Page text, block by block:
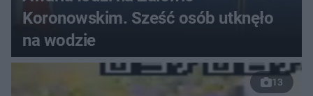
Koronowskim. Sześć osób utknęło
na wodzie
13